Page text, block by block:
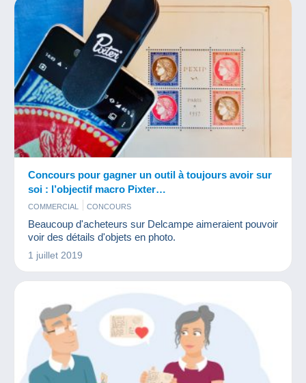
Concours pour gagner un outil à toujours avoir sur
soi : l’objectif macro Pixter…
COMMERCIAL CONCOURS
Beaucoup d'acheteurs sur Delcampe aimeraient pouvoir
voir des détails d'objets en photo.
1 juillet 2019